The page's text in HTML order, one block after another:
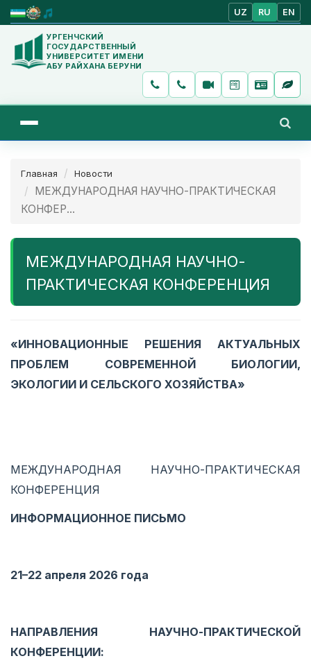
UZ RU EN
УРГЕНЧСКИЙ
ГОСУДАРСТВЕННЫЙ
УНИВЕРСИТЕТ ИМЕНИ
АБУ РАЙХАНА БЕРУНИ
Главная Новости
МЕЖДУНАРОДНАЯ НАУЧНО-ПРАКТИЧЕСКАЯ
КОНФЕР...
МЕЖДУНАРОДНАЯ НАУЧНО-
ПРАКТИЧЕСКАЯ КОНФЕРЕНЦИЯ
«ИННОВАЦИОННЫЕ РЕШЕНИЯ АКТУАЛЬНЫХ
ПРОБЛЕМ СОВРЕМЕННОЙ БИОЛОГИИ,
ЭКОЛОГИИ И СЕЛЬСКОГО ХОЗЯЙСТВА»
МЕЖДУНАРОДНАЯ НАУЧНО-ПРАКТИЧЕСКАЯ
КОНФЕРЕНЦИЯ
ИНФОРМАЦИОННОЕ ПИСЬМО
21–22 апреля 2026 года
НАПРАВЛЕНИЯ НАУЧНО-ПРАКТИЧЕСКОЙ
КОНФЕРЕНЦИИ: